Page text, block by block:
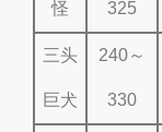
怪 325
三头
巨犬
240～
330